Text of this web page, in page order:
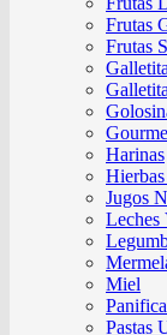
Frutas
Frutas
Harinas
Jugos
Leches
Miel
Pastas